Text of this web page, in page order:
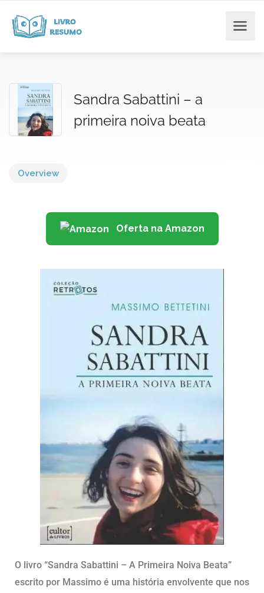
Sandra Sabattini – a
primeira noiva beata
Overview
Oferta na Amazon
O livro “Sandra Sabattini – A Primeira Noiva Beata”
escrito por Massimo é uma história envolvente que nos